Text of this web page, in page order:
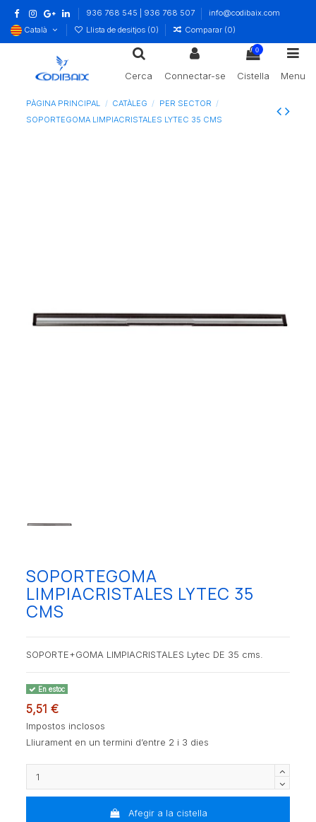
936 768 545 | 936 768 507
info@codibaix.com
Català
Llista de desitjos (0) Comparar (0)
Cerca Connectar-se
0
Cistella Menu
PÀGINA PRINCIPAL CATÀLEG
PER SECTOR
SOPORTEGOMA LIMPIACRISTALES LYTEC 35 CMS
SOPORTEGOMA
LIMPIACRISTALES LYTEC 35
CMS
SOPORTE+GOMA LIMPIACRISTALES Lytec DE 35 cms.
En estoc
5,51 €
Impostos inclosos
Lliurament en un termini d’entre 2 i 3 dies
Afegir a la cistella